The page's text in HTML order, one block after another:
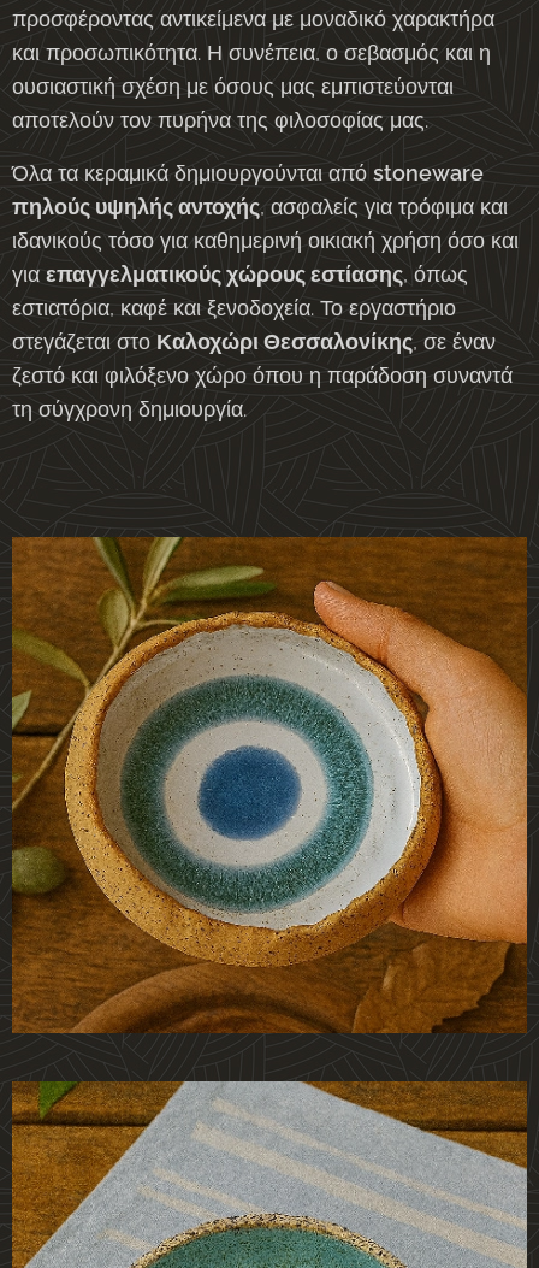
προσφέροντας αντικείμενα με μοναδικό χαρακτήρα
και προσωπικότητα. Η συνέπεια, ο σεβασμός και η
ουσιαστική σχέση με όσους μας εμπιστεύονται
αποτελούν τον πυρήνα της φιλοσοφίας μας.
Όλα τα κεραμικά δημιουργούνται από stoneware
πηλούς υψηλής αντοχής, ασφαλείς για τρόφιμα και
ιδανικούς τόσο για καθημερινή οικιακή χρήση όσο και
για επαγγελματικούς χώρους εστίασης, όπως
εστιατόρια, καφέ και ξενοδοχεία. Το εργαστήριο
στεγάζεται στο Καλοχώρι Θεσσαλονίκης, σε έναν
ζεστό και φιλόξενο χώρο όπου η παράδοση συναντά
τη σύγχρονη δημιουργία.